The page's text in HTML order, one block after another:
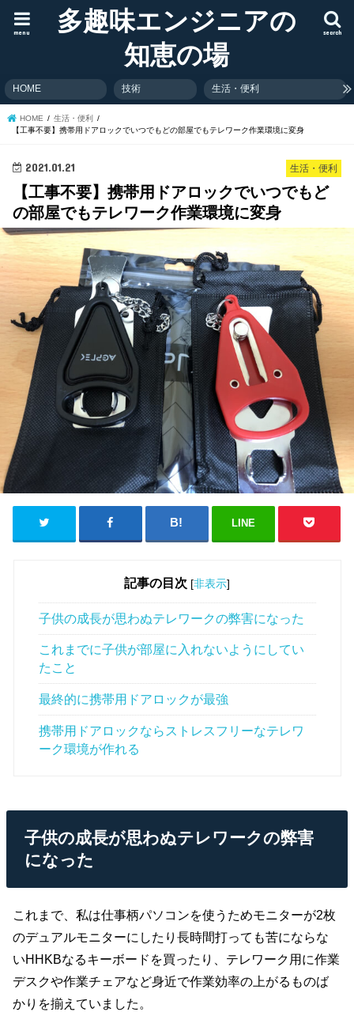
多趣味エンジニアの
知恵の場
search
menu
HOME 技術 生活・便利
HOME
生活・便利
【工事不要】携帯用ドアロックでいつでもどの部屋でもテレワーク作業環境に変身
生活・便利
2021.01.21
【工事不要】携帯用ドアロックでいつでもど
の部屋でもテレワーク作業環境に変身
LINE
記事の目次 [非表示]
子供の成長が思わぬテレワークの弊害になった
これまでに子供が部屋に入れないようにしてい
たこと
最終的に携帯用ドアロックが最強
携帯用ドアロックならストレスフリーなテレワ
ーク環境が作れる
子供の成長が思わぬテレワークの弊害
になった
これまで、私は仕事柄パソコンを使うためモニターが2枚
のデュアルモニターにしたり長時間打っても苦にならな
いHHKBなるキーボードを買ったり、テレワーク用に作業
デスクや作業チェアなど身近で作業効率の上がるものば
かりを揃えていました。